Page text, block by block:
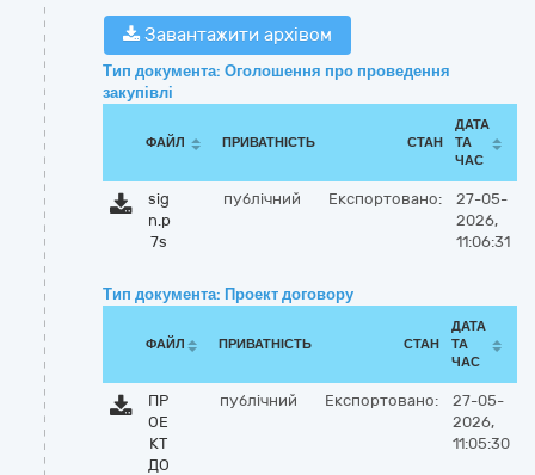
Завантажити архівом
Тип документа: Оголошення про проведення
закупівлі
ФАЙЛ ПРИВАТНІСТЬ СТАН
ДАТА
ТА
ЧАС
sig
n.p
7s
публічний Експортовано:
27-05-
2026,
11:06:31
Тип документа: Проект договору
ФАЙЛ ПРИВАТНІСТЬ СТАН
ДАТА
ТА
ЧАС
ПР
ОЕ
КТ
ДО
публічний Експортовано:
27-05-
2026,
11:05:30